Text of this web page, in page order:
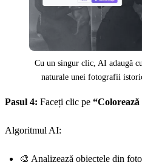
Cu un singur clic, AI adaugă
naturale unei fotografii
Pasul 4: Faceți clic pe “Colorează
Algoritmul AI:
🎨 Analizează obiectele din